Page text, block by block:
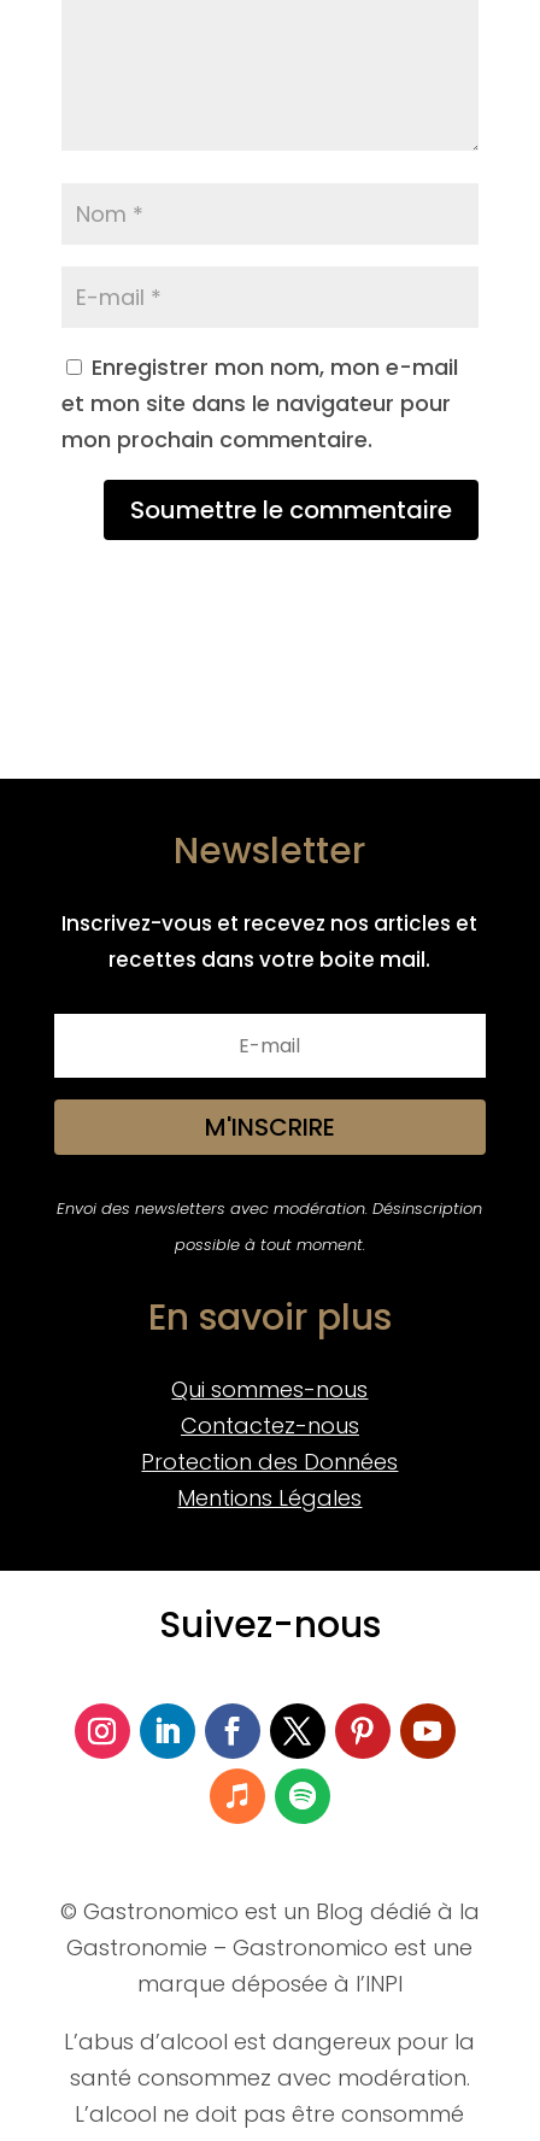
Enregistrer mon nom, mon e-mail
et mon site dans le navigateur pour
mon prochain commentaire.
Soumettre le commentaire
Newsletter
Inscrivez-vous et recevez nos articles et
recettes dans votre boite mail.
M'INSCRIRE
Envoi des newsletters avec modération. Désinscription
possible à tout moment.
En savoir plus
Qui sommes-nous
Contactez-nous
Protection des Données
Mentions Légales
Suivez-nous
© Gastronomico est un Blog dédié à la
Gastronomie – Gastronomico est une
marque déposée à l’INPI
L’abus d’alcool est dangereux pour la
santé consommez avec modération.
L’alcool ne doit pas être consommé